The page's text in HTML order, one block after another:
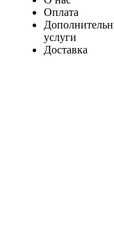
Оплата
услуги
Доставка